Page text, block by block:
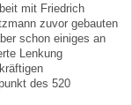
mit Friedrich
zuvor gebauten
schon einiges an
Lenkung
des 520